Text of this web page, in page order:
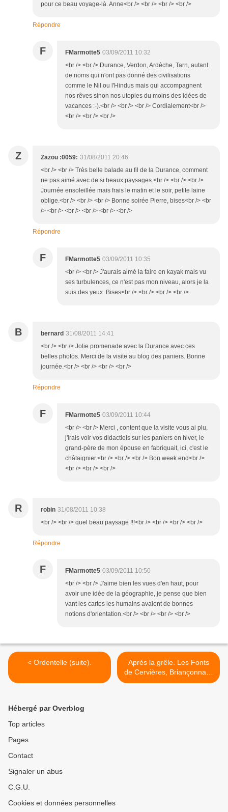
pour ce beau voyage-là. Anne<br /> <br /> <br /> <br />
Répondre
F FMarmotte5 03/09/2011 10:32
<br /> <br /> Durance, Verdon, Ardèche, Tarn, autant
de noms qui n'ont pas donné des civilisations
comme le Nil ou l'Hindus mais qui accompagnent
nos rêves sinon nos utopies du moins des idées de
vacances :-).<br /> <br /> <br /> Cordialement<br />
<br /> <br /> <br />
Z Zazou :0059: 31/08/2011 20:46
<br /> <br /> Très belle balade au fil de la Durance, comment
ne pas aimé avec de si beaux paysages.<br /> <br /> <br />
Journée ensoleillée mais frais le matin et le soir, petite laine
oblige.<br /> <br /> <br /> Bonne soirée Pierre, bises<br /> <br
/> <br /> <br /> <br /> <br /> <br />
Répondre
F FMarmotte5 03/09/2011 10:35
<br /> <br /> J'aurais aimé la faire en kayak mais vu
ses turbulences, ce n'est pas mon niveau, alors je la
suis des yeux. Bises<br /> <br /> <br /> <br />
B bernard 31/08/2011 14:41
<br /> <br /> Jolie promenade avec la Durance avec ces
belles photos. Merci de la visite au blog des paniers. Bonne
journée.<br /> <br /> <br /> <br />
Répondre
F FMarmotte5 03/09/2011 10:44
<br /> <br /> Merci , content que la visite vous ai plu,
j'irais voir vos didactiels sur les paniers en hiver, le
grand-père de mon épouse en fabriquait, ici, c'est le
châtaignier.<br /> <br /> <br /> Bon week end<br />
<br /> <br /> <br />
R robin 31/08/2011 10:38
<br /> <br /> quel beau paysage !!!<br /> <br /> <br /> <br />
Répondre
F FMarmotte5 03/09/2011 10:50
<br /> <br /> J'aime bien les vues d'en haut, pour
avoir une idée de la géographie, je pense que bien
vant les cartes les humains avaient de bonnes
notions d'orientation.<br /> <br /> <br /> <br />
< Ordentelle (suite).
Après la grêle. Les Fonts
de Cervières, Briançonnais,
Queyras. >
Hébergé par Overblog
Top articles
Pages
Contact
Signaler un abus
C.G.U.
Cookies et données personnelles